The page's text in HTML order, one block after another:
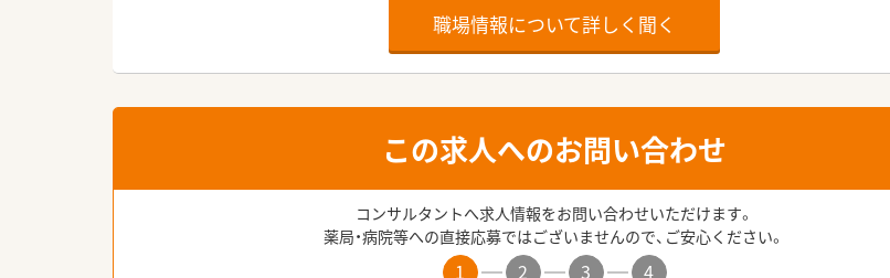
職場情報について詳しく聞く
この求人へのお問い合わせ
コンサルタントへ求人情報をお問い合わせいただけます。
薬局・病院等への直接応募ではございませんので、ご安心ください。
1 2 3 4